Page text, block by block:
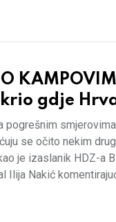
O
gdje
pogrešnim
se očito nekim
je izaslanik HDZ-a
Ilija Nakić